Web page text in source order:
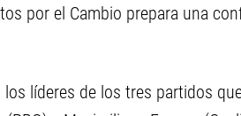
por el Cambio prepara una
líderes de los tres partidos